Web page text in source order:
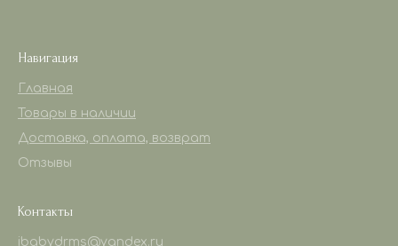
Навигация
Главная
Товары в наличии
Доставка, оплата, возврат
Отзывы
Контакты
ibabydrms@yandex.ru